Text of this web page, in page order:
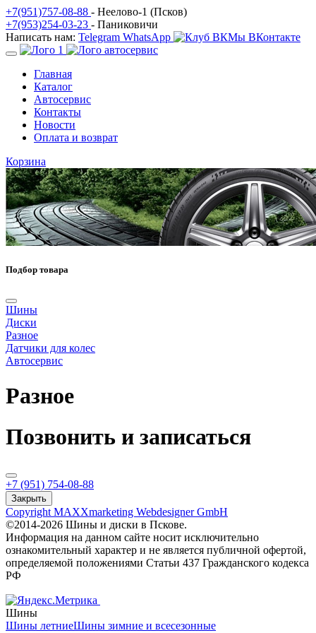
+7(951)757-08-88 - Неелово-1 (Псков)
+7(953)254-03-23 - Паниковичи
Написать нам: Telegram WhatsApp Мы ВКонтакте
Главная
Каталог
Автосервис
Контакты
Новости
Оплата и возврат
Корзина
Подбор товара
Шины
Диски
Разное
Датчики для колес
Автосервис
Разное
Позвонить и записаться
+7 (951) 754-08-88
Закрыть
Copyright MAXXmarketing Webdesigner GmbH
©2014-2026 Шины и диски в Пскове.
Информация на данном сайте носит исключительно
ознакомительный характер и не является публичной офертой,
определяемой положениями Статьи 437 Гражданского кодекса
РФ
Шины
Шины летниеШины зимние и всесезонные